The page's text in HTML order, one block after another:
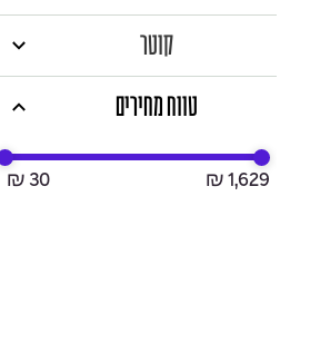
קוטר
טווח מחירים
₪ 30 ₪ 1,629